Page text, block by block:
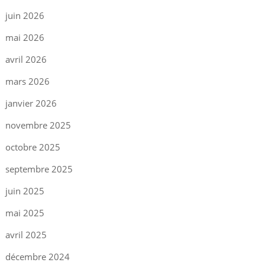
juin 2026
mai 2026
avril 2026
mars 2026
janvier 2026
novembre 2025
octobre 2025
septembre 2025
juin 2025
mai 2025
avril 2025
décembre 2024